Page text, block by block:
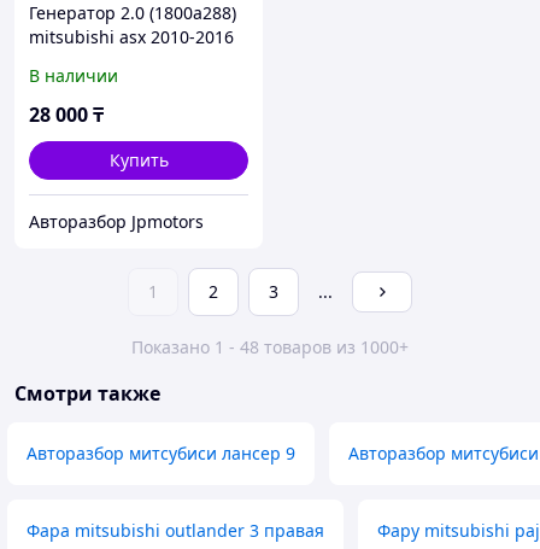
Генератор 2.0 (1800a288)
mitsubishi asx 2010-2016
В наличии
28 000₸
Купить
Авторазбор Jpmotors
1 2 3 ...
Показано 1 - 48 товаров из 1000+
Смотри также
Авторазбор митсубиси лансер 9 Авторазбор
Фара mitsubishi outlander 3 правая Фару mitsubishi